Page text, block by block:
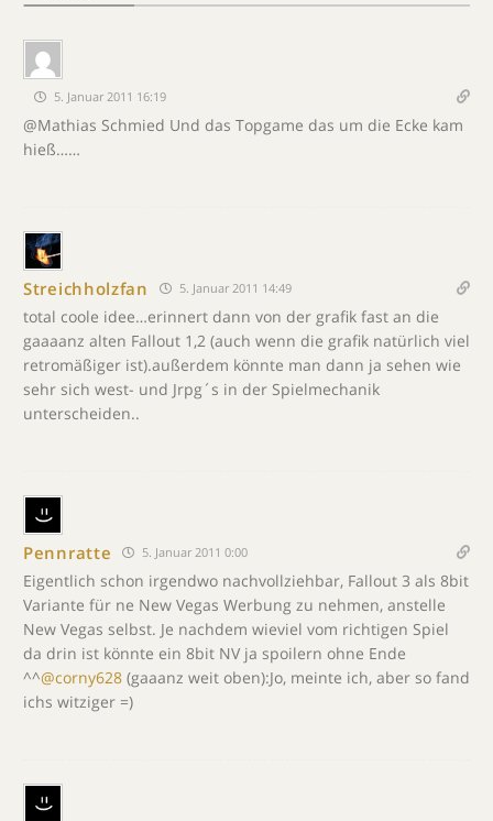
5. Januar 2011 16:19
@Mathias Schmied Und das Topgame das um die Ecke kam
hieß……
Streichholzfan 5. Januar 2011 14:49
total coole idee…erinnert dann von der grafik fast an die
gaaaanz alten Fallout 1,2 (auch wenn die grafik natürlich viel
retromäßiger ist).außerdem könnte man dann ja sehen wie
sehr sich west- und Jrpg´s in der Spielmechanik
unterscheiden..
Pennratte 5. Januar 2011 0:00
Eigentlich schon irgendwo nachvollziehbar, Fallout 3 als 8bit
Variante für ne New Vegas Werbung zu nehmen, anstelle
New Vegas selbst. Je nachdem wieviel vom richtigen Spiel
da drin ist könnte ein 8bit NV ja spoilern ohne Ende
^^@corny628 (gaaanz weit oben):Jo, meinte ich, aber so fand
ichs witziger =)